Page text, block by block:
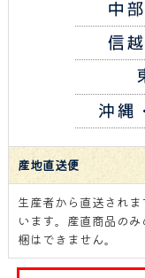
産地直送便
生産者から直送され
います。産直商品の
梱はできません。